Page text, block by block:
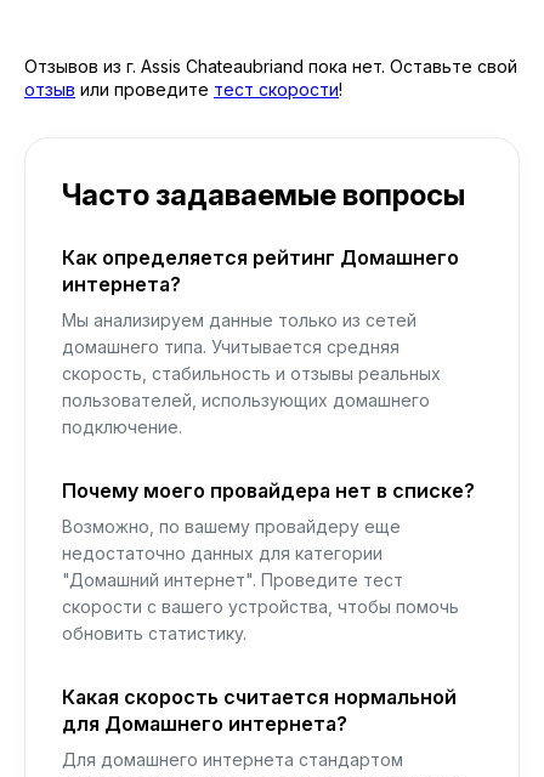
Отзывов из г. Assis Chateaubriand пока нет. Оставьте свой
отзыв или проведите тест скорости!
Часто задаваемые вопросы
Как определяется рейтинг Домашнего
интернета?
Мы анализируем данные только из сетей
домашнего типа. Учитывается средняя
скорость, стабильность и отзывы реальных
пользователей, использующих домашнего
подключение.
Почему моего провайдера нет в списке?
Возможно, по вашему провайдеру еще
недостаточно данных для категории
"Домашний интернет". Проведите тест
скорости с вашего устройства, чтобы помочь
обновить статистику.
Какая скорость считается нормальной
для Домашнего интернета?
Для домашнего интернета стандартом